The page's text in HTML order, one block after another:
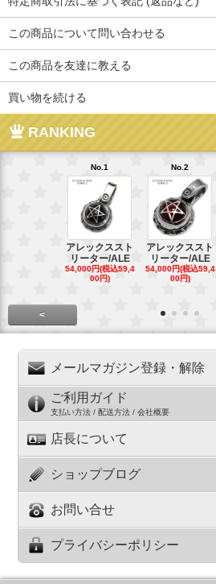
この商品について問い合わせる
この商品を友達に教える
買い物を続ける
RANKING
No.1
アレックススト
リーター/ALE
54,000円(税込59,4
00円)
No.2
アレックススト
リーター/ALE
54,000円(税込59,4
00円)
<
メールマガジン登録・解除
ご利用ガイド
支払い方法 / 配送方法 / 会社概要
店長について
ショップブログ
お問い合せ
プライバシーポリシー